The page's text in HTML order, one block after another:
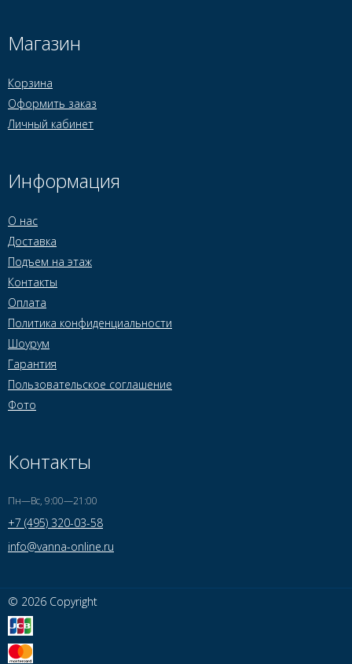
Магазин
Корзина
Оформить заказ
Личный кабинет
Информация
О нас
Доставка
Подъем на этаж
Контакты
Оплата
Политика конфиденциальности
Шоурум
Гарантия
Пользовательское соглашение
Фото
Контакты
Пн—Вс, 9:00—21:00
+7 (495) 320-03-58
info@vanna-online.ru
© 2026 Copyright